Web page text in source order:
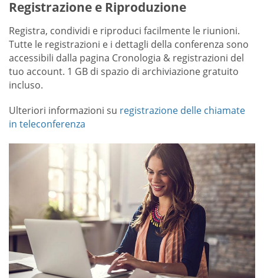
Registrazione e Riproduzione
Registra, condividi e riproduci facilmente le riunioni.
Tutte le registrazioni e i dettagli della conferenza sono
accessibili dalla pagina Cronologia & registrazioni del
tuo account. 1 GB di spazio di archiviazione gratuito
incluso.
Ulteriori informazioni su registrazione delle chiamate
in teleconferenza